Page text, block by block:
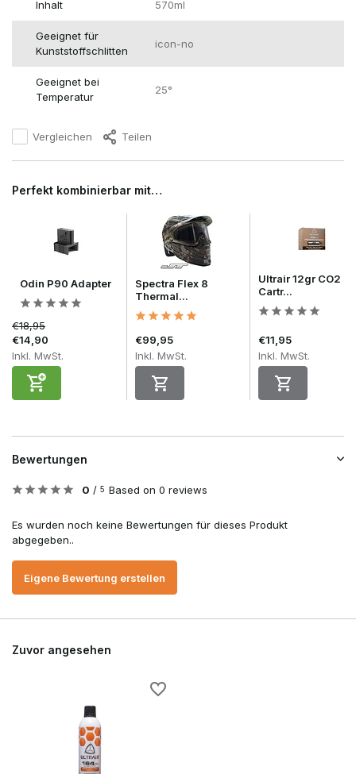
Inhalt 570ml
Geeignet für
Kunststoffschlitten
icon-no
Geeignet bei
Temperatur
25°
Vergleichen Teilen
Perfekt kombinierbar mit…
Odin P90 Adapter
€18,95
€14,90
Inkl. MwSt.
Spectra Flex 8
Thermal...
€99,95
Inkl. MwSt.
Ultrair 12gr CO2
Cartr...
€11,95
Inkl. MwSt.
Bewertungen
0 / 5 Based on 0 reviews
Es wurden noch keine Bewertungen für dieses Produkt
abgegeben..
Eigene Bewertung erstellen
Zuvor angesehen